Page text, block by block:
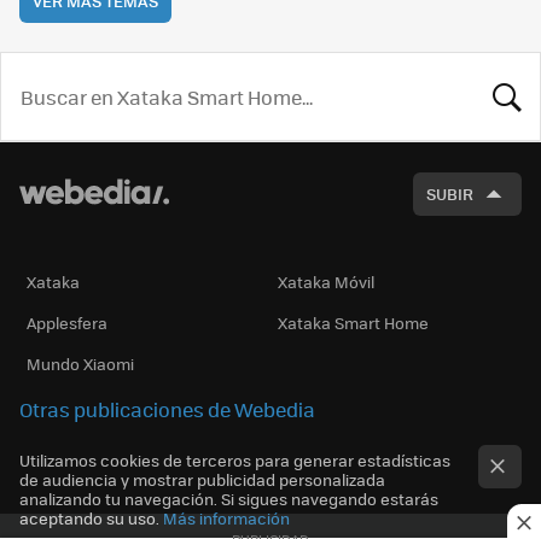
SUBIR
Xataka
Xataka Móvil
Applesfera
Xataka Smart Home
Mundo Xiaomi
Otras publicaciones de Webedia
Utilizamos cookies de terceros para generar estadísticas
de audiencia y mostrar publicidad personalizada
analizando tu navegación. Si sigues navegando estarás
aceptando su uso. Más información